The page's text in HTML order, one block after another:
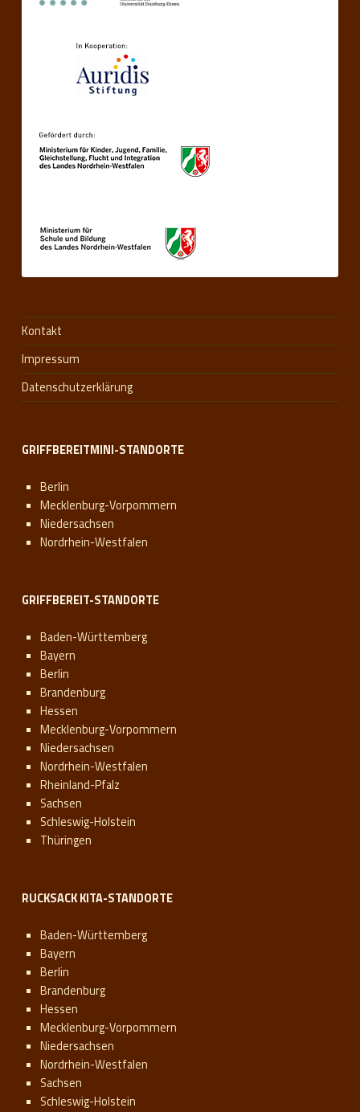
Kontakt
Impressum
Datenschutzerklärung
GRIFFBEREITMINI-STANDORTE
Berlin
Mecklenburg-Vorpommern
Niedersachsen
Nordrhein-Westfalen
GRIFFBEREIT-STANDORTE
Baden-Württemberg
Bayern
Berlin
Brandenburg
Hessen
Mecklenburg-Vorpommern
Niedersachsen
Nordrhein-Westfalen
Rheinland-Pfalz
Sachsen
Schleswig-Holstein
Thüringen
RUCKSACK KITA-STANDORTE
Baden-Württemberg
Bayern
Berlin
Brandenburg
Hessen
Mecklenburg-Vorpommern
Niedersachsen
Nordrhein-Westfalen
Sachsen
Schleswig-Holstein